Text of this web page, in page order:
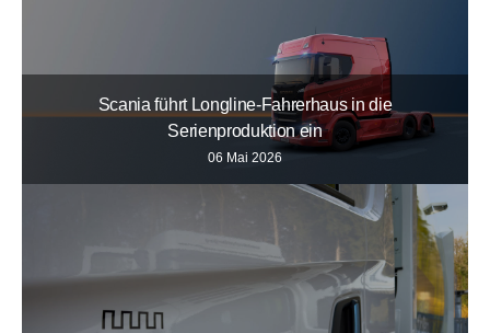
Scania führt Longline-Fahrerhaus in die
Serienproduktion ein
06 Mai 2026